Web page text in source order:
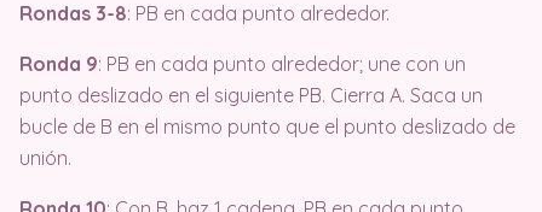
Rondas 3-8: PB en cada punto alrededor.
Ronda 9: PB en cada punto alrededor; une con un
punto deslizado en el siguiente PB. Cierra A. Saca un
bucle de B en el mismo punto que el punto deslizado de
unión.